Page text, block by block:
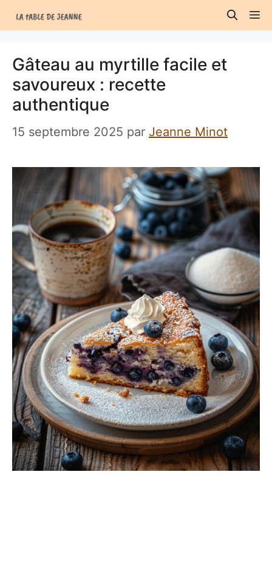
au
Gâteau au myrtille facile et
savoureux : recette
authentique
15 septembre 2025 par Jeanne Minot